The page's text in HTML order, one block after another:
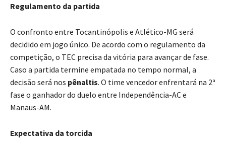
Regulamento da partida
O confronto entre Tocantinópolis e Atlético-MG será
decidido em jogo único. De acordo com o regulamento da
competição, o TEC precisa da vitória para avançar de fase.
Caso a partida termine empatada no tempo normal, a
decisão será nos pênaltis. O time vencedor enfrentará na 2ª
fase o ganhador do duelo entre Independência-AC e
Manaus-AM.
Expectativa da torcida